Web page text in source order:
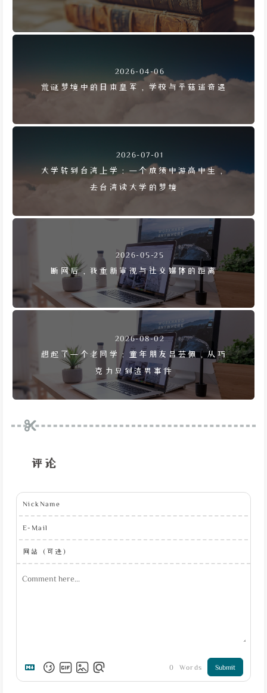
2026-04-06
荒诞梦境中的日本皇军，学校与平菇迷奇遇
2026-07-01
大学转到台湾上学：一个成绩中游高中生，
去台湾读大学的梦境
2026-05-25
断网后，我重新审视与社交媒体的距离
2026-08-02
想起了一个老同学：童年朋友吕芸佩，从巧
克力豆到渣男事件
评论
NickName
E-Mail
网站（可选）
0 Words Submit